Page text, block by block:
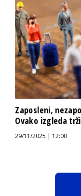
Zaposleni,
Ovako izgleda
29/11/2025 | 12:00